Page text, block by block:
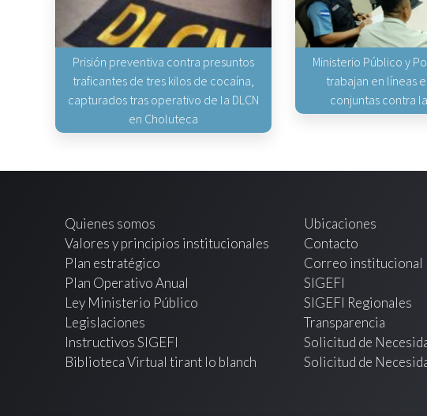
Prisión preventiva contra presuntos
traficantes de tres kilos de cocaína,
capturados tras operativo de la DLCN
en Choluteca
Ministerio Público y
trabajan en líneas
conjuntas contra
Quienes somos
Valores y principios institucionales
Plan estratégico
Plan Operativo Anual
Ley Ministerio Público
Legislaciones
Instructivos SIGEFI
Biblioteca Virtual tirant lo blanch
Ubicaciones
Contacto
Correo institucional
SIGEFI
SIGEFI Regionales
Transparencia
Solicitud de
Solicitud de